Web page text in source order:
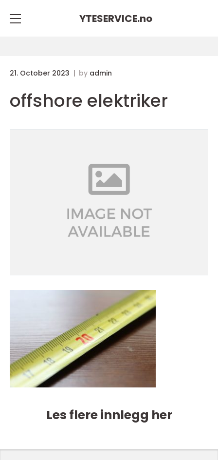
YTESERVICE.no
21. October 2023 by admin
offshore elektriker
Les flere innlegg her